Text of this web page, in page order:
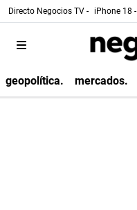
Directo Negocios TV - iPhone 18 -
geopolítica. mercados.